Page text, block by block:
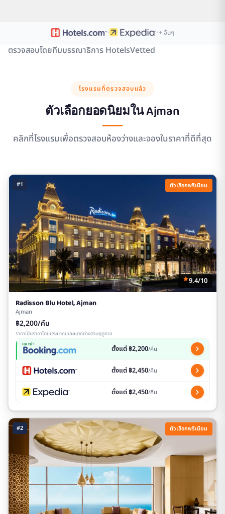
· ·+ อื่นๆ
ตรวจสอบโดยทีมบรรณาธิการ HotelsVetted
โรงแรมที่ตรวจสอบแล้ว
ตัวเลือกยอดนิยมในAjman
คลิกที่โรงแรมเพื่อตรวจสอบห้องว่างและจองในราคาที่ดีที่สุด
#1 ตัวเลือกพรีเมียม
9.4/10
Radisson Blu Hotel, Ajman
Ajman
฿2,200/คืน
ราคาเป็นราคาโดยประมาณและแตกต่างตามฤดูกาล
แนะนำ ตั้งแต่ ฿2,200/คืน
ตั้งแต่ ฿2,450/คืน
ตั้งแต่ ฿2,450/คืน
#2 ตัวเลือกพรีเมียม